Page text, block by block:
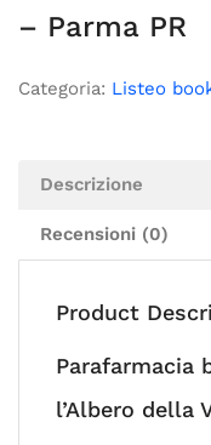
– Parma PR
Categoria: Listeo
Descrizione
Recensioni (0)
Product
Parafarmacia
l’Albero della